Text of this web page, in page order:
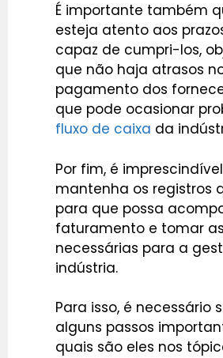
É importante também
esteja atento aos
capaz de cumpri-los,
que não haja atrasos
pagamento dos
que pode ocasionar
fluxo de caixa da
Por fim, é
mantenha os registros
para que possa
faturamento e tomar
necessárias para a
indústria.
Para isso, é necessário
alguns passos
quais são eles nos